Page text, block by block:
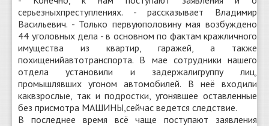
серьезныхпреступлениях. - рассказывает Владимир
Васильевич. - Только первуюполовину мая возбуждено
44 уголовных дела - в основном по фактам кражличного
имущества из квартир, гаражей, а также
похищенийавтотранспорта. В мае сотрудники нашего
отдела установили и задержалигруппу лиц,
промышлявших угоном автомобилей. В неё входили
каквзрослые, так и подростки, угонявшее оставленные
без присмотра МАШИНЫ,сейчас ведется следствие.
В последнее время всё чаще поступают заявления